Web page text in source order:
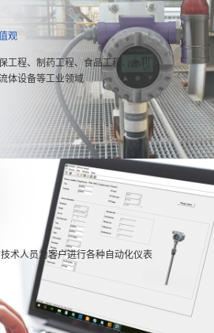
观
工程、制药工程、食品工程、水利
体设备等工业领域
术人员为客户进行各种自动化仪表